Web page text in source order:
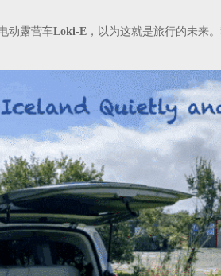
动露营车Loki-E ，以为这就是旅行的未来